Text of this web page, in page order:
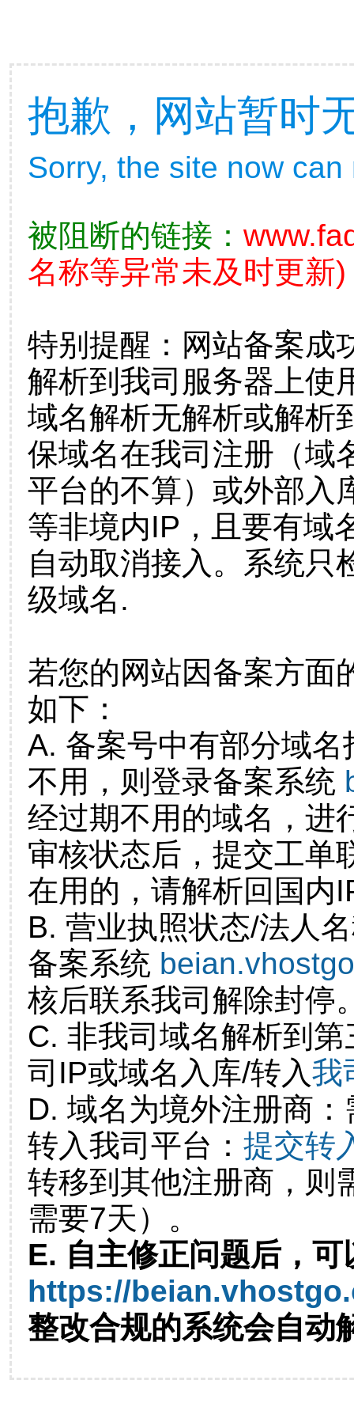
抱歉，网站暂时
Sorry, the site now
被阻断的链接：
名称等异常未及时更新)
特别提醒：网站备案成
解析到我司服务器上使
域名解析无解析或解析
保域名在我司注册（域
平台的不算）或外部入
等非境内IP，且要有域
自动取消接入。系统只
级域名.
若您的网站因备案方面
如下：
A. 备案号中有部分域
不用，则登录备案系统
经过期不用的域名，进
审核状态后，提交工单
在用的，请解析回国内
B. 营业执照状态/法人
备案系统
核后联系我司解除封停
C. 非我司域名解析到
司IP或域名入库/转入我
D. 域名为境外注册商
转入我司平台： 提交转
转移到其他注册商，则
需要7天）。
E. 自主修正问题后，可
https://
整改合规的系统会自动